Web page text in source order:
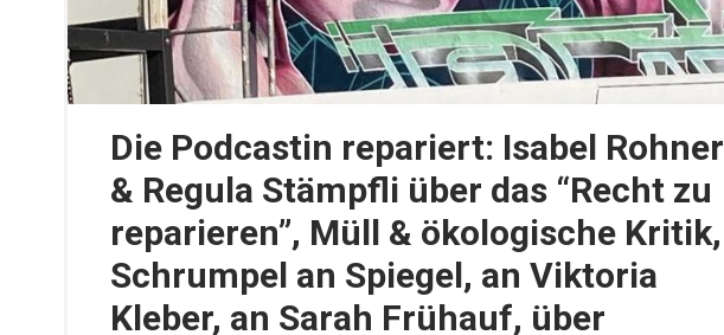
Die Podcastin repariert: Isabel Rohner
& Regula Stämpfli über das “Recht zu
reparieren”, Müll & ökologische Kritik,
Schrumpel an Spiegel, an Viktoria
Kleber, an Sarah Frühauf, über